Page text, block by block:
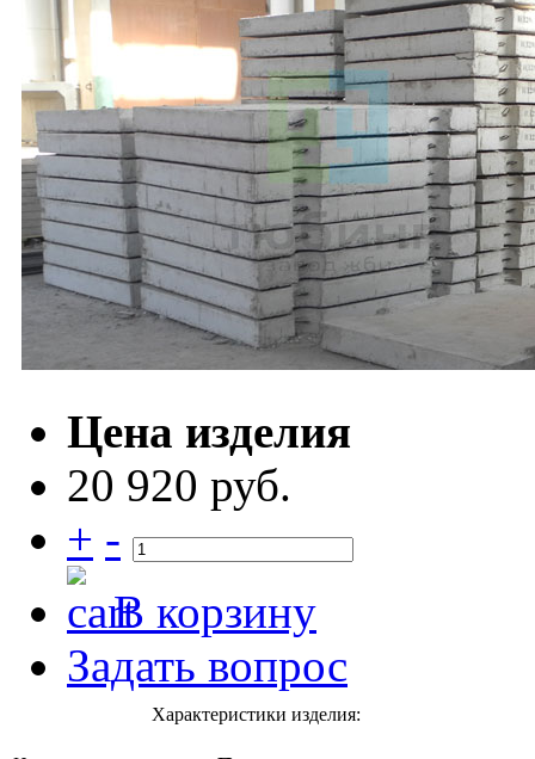
Цена изделия
20 920 руб.
+ -
В корзину
Задать вопрос
Характеристики изделия: